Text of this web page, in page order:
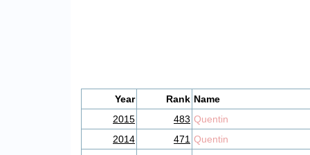
Year Rank Name
2015
483 Quentin
2014
471 Quentin